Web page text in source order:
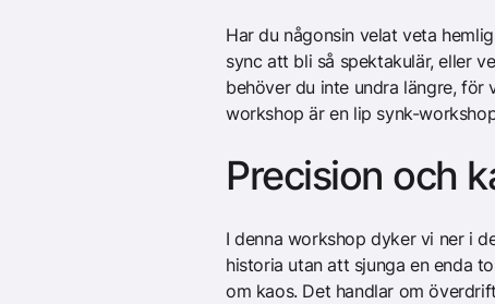
Har du någonsin velat veta
sync att bli så spektakulär, eller
behöver du inte undra längre, för
workshop är en lip synk-
Precision och
I denna workshop dyker vi ner i
historia utan att sjunga en enda
om kaos. Det handlar om